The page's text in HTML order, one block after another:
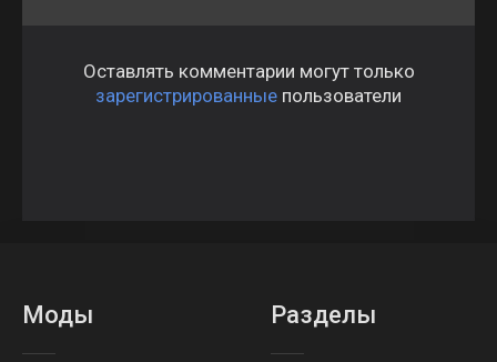
Оставлять комментарии могут только
зарегистрированные пользователи
Моды Разделы